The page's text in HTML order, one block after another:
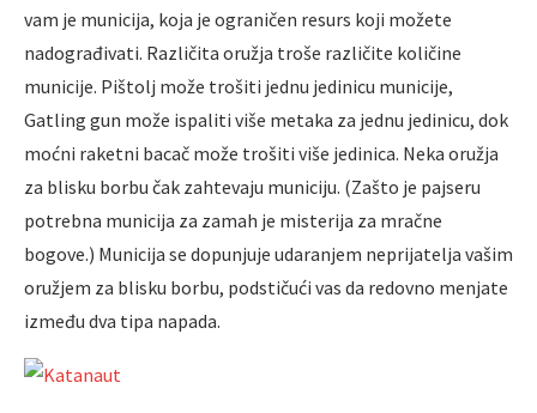
vam je municija, koja je ograničen resurs koji možete
nadograđivati. Različita oružja troše različite količine
municije. Pištolj može trošiti jednu jedinicu municije,
Gatling gun može ispaliti više metaka za jednu jedinicu, dok
moćni raketni bacač može trošiti više jedinica. Neka oružja
za blisku borbu čak zahtevaju municiju. (Zašto je pajseru
potrebna municija za zamah je misterija za mračne
bogove.) Municija se dopunjuje udaranjem neprijatelja vašim
oružjem za blisku borbu, podstičući vas da redovno menjate
između dva tipa napada.